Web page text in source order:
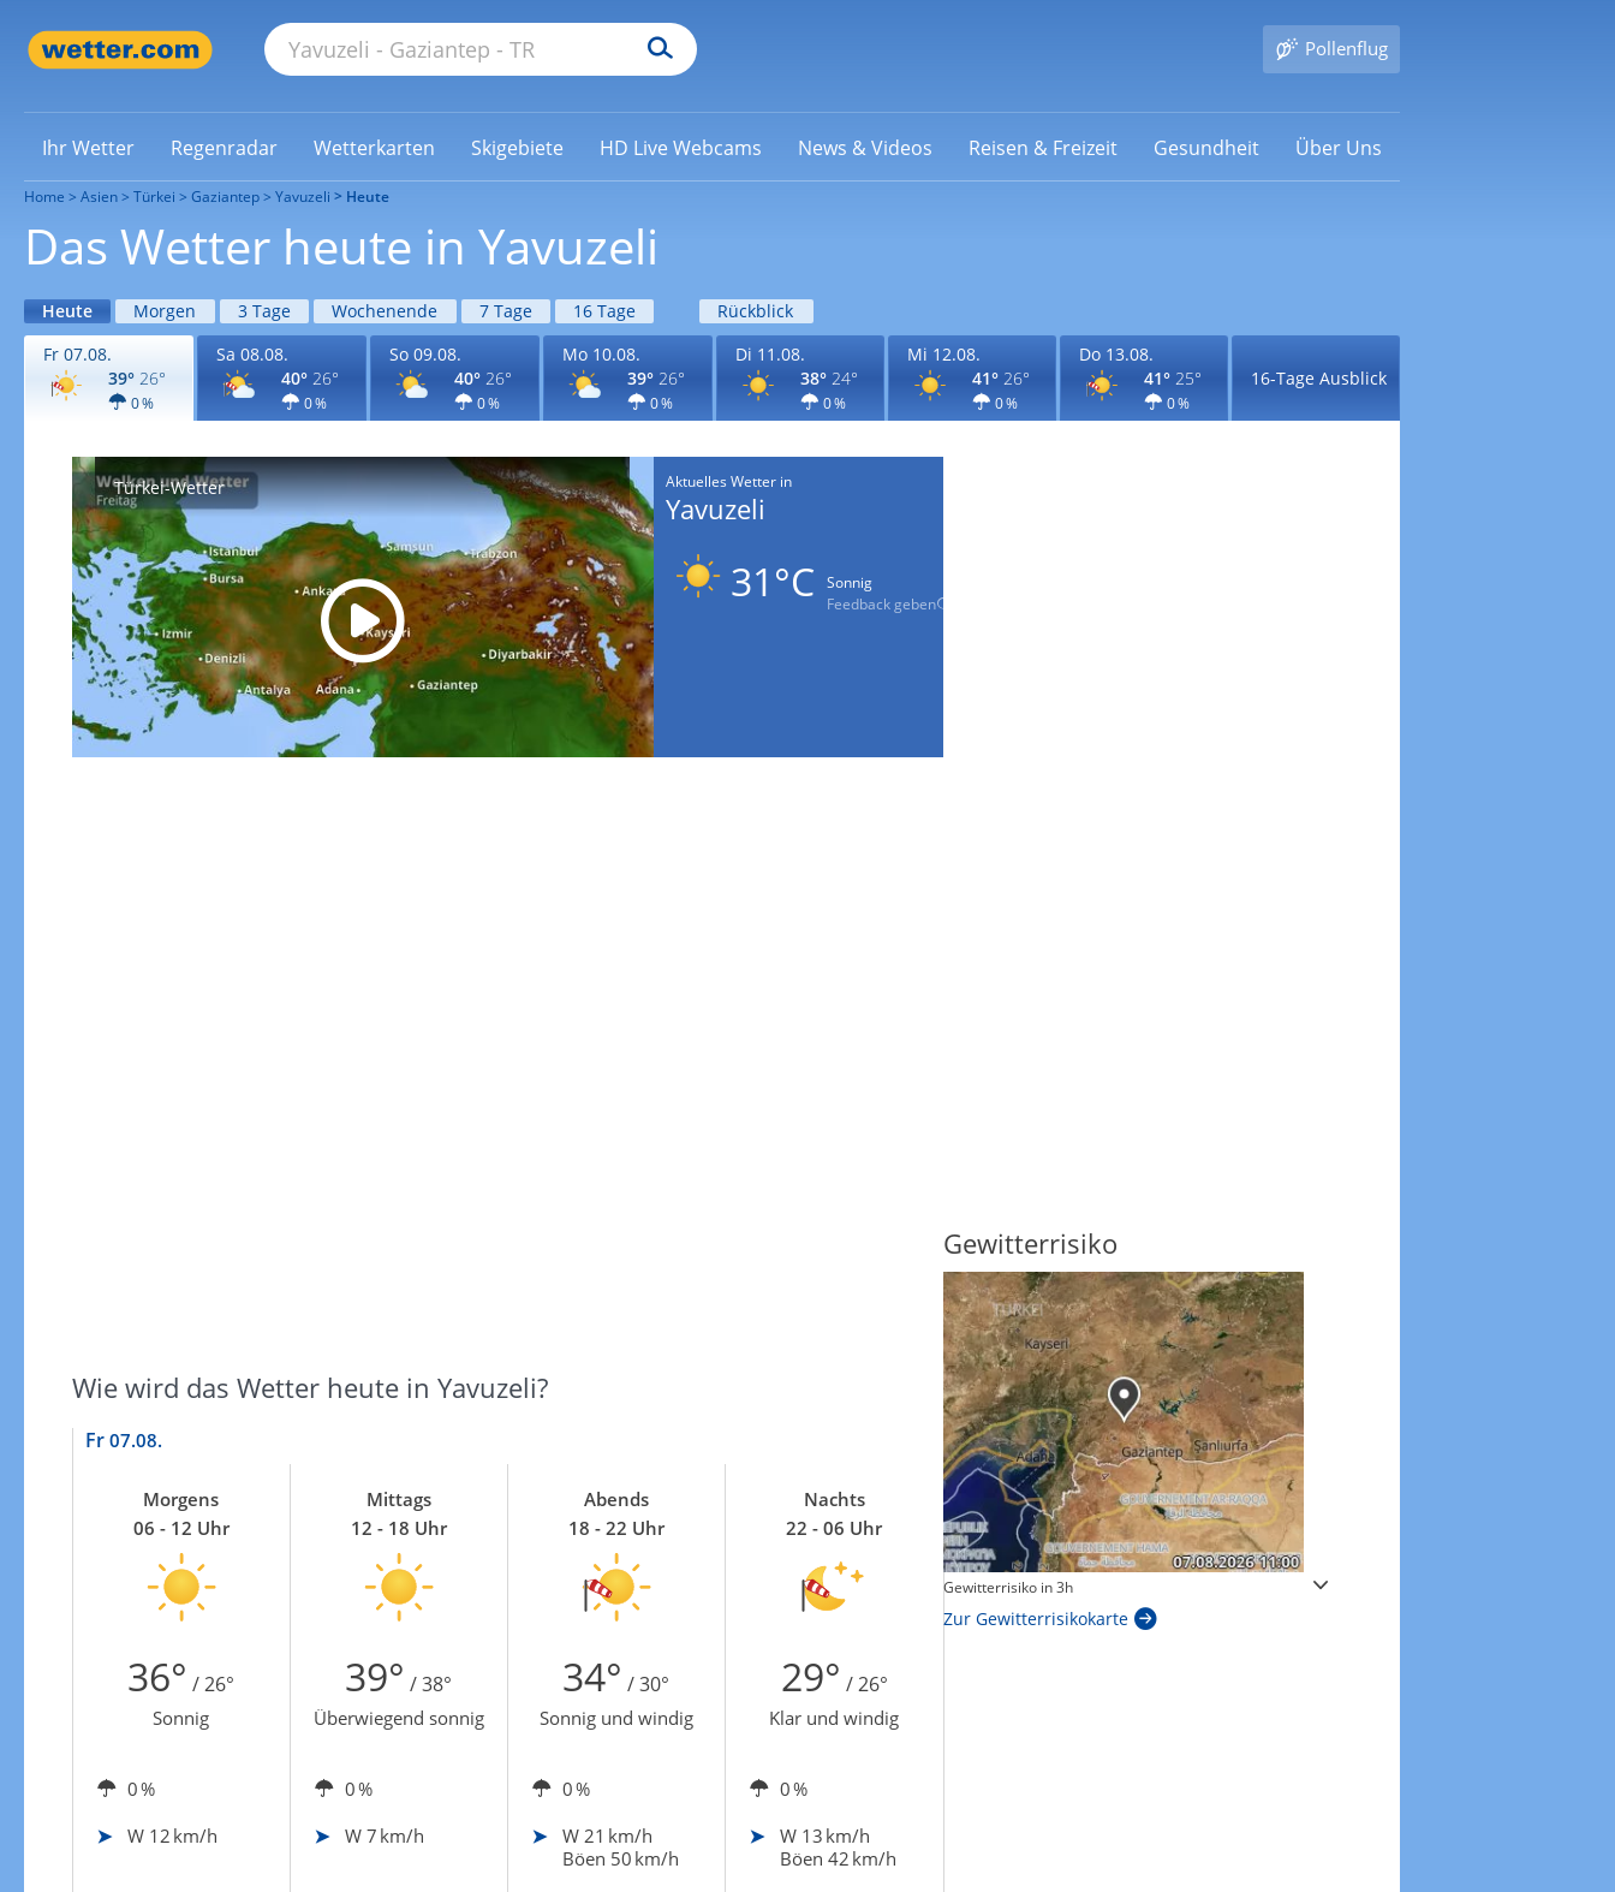
Pollenflug
Ihr Wetter Regenradar Wetterkarten Skigebiete HD Live Webcams News & Videos Reisen & Freizeit Gesundheit Über Uns
Home Asien Türkei Gaziantep Yavuzeli Heute
Das Wetter heute in Yavuzeli
Heute Morgen 3 Tage Wochenende 7 Tage 16 Tage
Rückblick
Fr 07.08.
39° 26°
0 %
Sa 08.08.
40° 26°
0 %
So 09.08.
40° 26°
0 %
Mo 10.08.
39° 26°
0 %
Di 11.08.
38° 24°
0 %
Mi 12.08.
41° 26°
0 %
Do 13.08.
41° 25°
0 %
16-Tage Ausblick
Türkei-Wetter Aktuelles Wetter in
Yavuzeli
31°C
Sonnig
Feedback geben
Wie wird das Wetter heute in Yavuzeli?
Fr 07.08.
Morgens
06 - 12 Uhr
Mittags
12 - 18 Uhr
Abends
18 - 22 Uhr
Nachts
22 - 06 Uhr
36° / 26° 39° / 38° 34° / 30° 29° / 26°
Sonnig Überwiegend sonnig Sonnig und windig Klar und windig
0 % 0 % 0 %
0 %
W 12 km/h W 7 km/h W 21 km/h
Böen 50 km/h
W 13 km/h
Böen 42 km/h
Windgeschwindigkeiten in 3h
Zur Windgeschwindigkeitenkarte
Sonnenschein heute
Zur Sonnenscheindauerkarte
Gewitterrisiko
Gewitterrisiko in 3h
Zur Gewitterrisikokarte
Windböen heute